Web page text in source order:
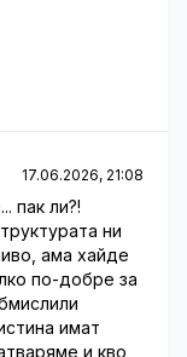
17.06.2026, 21:08
пак ли?!
ни
ама хайде
по-добре за
имат
и кво